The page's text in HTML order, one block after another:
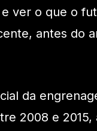
ver o que o
antes do
da
2008 e